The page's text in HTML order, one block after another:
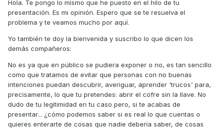
Hola. Te pongo lo mismo que he puesto en el hilo de tu
presentación. Es mi opinión. Espero que se te resuelva el
problema y te veamos mucho por aquí.
Yo también te doy la bienvenida y suscribo lo que dicen los
demás compañeros:
No es ya que en público se pudiera exponer o no, es tan sencillo
como que tratamos de evitar que personas con no buenas
intenciones puedan descubrir, averiguar, aprender 'trucos' para,
precisamente, lo que tu pretendes: abrir el cofre sin la llave. No
dudo de tu legitimidad en tu caso pero, si te acabas de
presentar... ¿cómo podemos saber si es real lo que cuentas o
quieres enterarte de cosas que nadie debería saber, de cosas